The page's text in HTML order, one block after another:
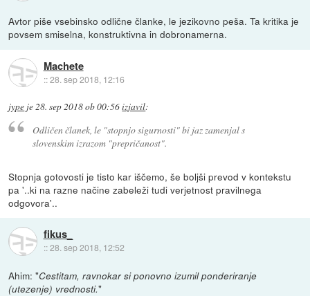
Avtor piše vsebinsko odlične članke, le jezikovno peša. Ta kritika je
povsem smiselna, konstruktivna in dobronamerna.
Machete
::28. sep 2018, 12:16
jype je28. sep 2018 ob 00:56izjavil:
Odličen članek, le "stopnjo sigurnosti" bi jaz zamenjal s
slovenskim izrazom "prepričanost".
Stopnja gotovosti je tisto kar iščemo, še boljši prevod v kontekstu
pa '..ki na razne načine zabeleži tudi verjetnost pravilnega
odgovora'..
fikus_
::28. sep 2018, 12:52
Ahim: "Cestitam, ravnokar si ponovno izumil ponderiranje
(utezenje) vrednosti."